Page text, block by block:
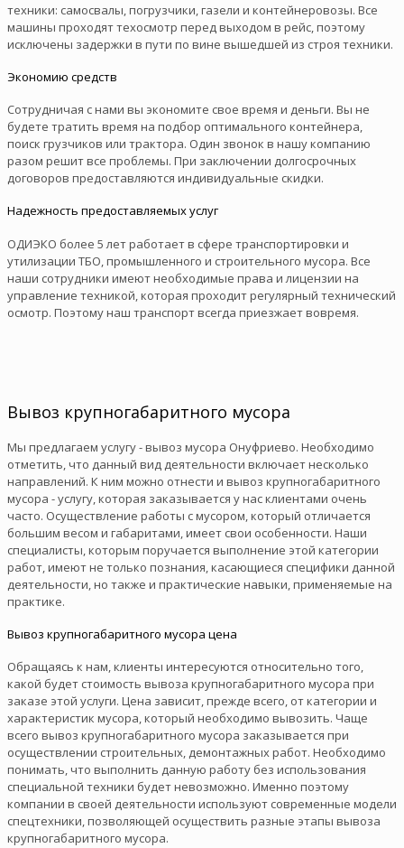
техники: самосвалы, погрузчики, газели и контейнеровозы. Все
машины проходят техосмотр перед выходом в рейс, поэтому
исключены задержки в пути по вине вышедшей из строя техники.
Экономию средств
Сотрудничая с нами вы экономите свое время и деньги. Вы не
будете тратить время на подбор оптимального контейнера,
поиск грузчиков или трактора. Один звонок в нашу компанию
разом решит все проблемы. При заключении долгосрочных
договоров предоставляются индивидуальные скидки.
Надежность предоставляемых услуг
ОДИЭКО более 5 лет работает в сфере транспортировки и
утилизации ТБО, промышленного и строительного мусора. Все
наши сотрудники имеют необходимые права и лицензии на
управление техникой, которая проходит регулярный технический
осмотр. Поэтому наш транспорт всегда приезжает вовремя.
Вывоз крупногабаритного мусора
Мы предлагаем услугу - вывоз мусора Онуфриево. Необходимо
отметить, что данный вид деятельности включает несколько
направлений. К ним можно отнести и вывоз крупногабаритного
мусора - услугу, которая заказывается у нас клиентами очень
часто. Осуществление работы с мусором, который отличается
большим весом и габаритами, имеет свои особенности. Наши
специалисты, которым поручается выполнение этой категории
работ, имеют не только познания, касающиеся специфики данной
деятельности, но также и практические навыки, применяемые на
практике.
Вывоз крупногабаритного мусора цена
Обращаясь к нам, клиенты интересуются относительно того,
какой будет стоимость вывоза крупногабаритного мусора при
заказе этой услуги. Цена зависит, прежде всего, от категории и
характеристик мусора, который необходимо вывозить. Чаще
всего вывоз крупногабаритного мусора заказывается при
осуществлении строительных, демонтажных работ. Необходимо
понимать, что выполнить данную работу без использования
специальной техники будет невозможно. Именно поэтому
компании в своей деятельности используют современные модели
спецтехники, позволяющей осуществить разные этапы вывоза
крупногабаритного мусора.